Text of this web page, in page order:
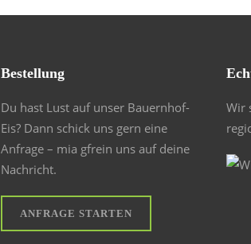
Bestellung
Du hast Lust auf unser Bauernhof-
Eis? Dann schick uns gern eine
Anfrage – mia gfrein uns auf deine
Nachricht.
ANFRAGE STARTEN
Wir